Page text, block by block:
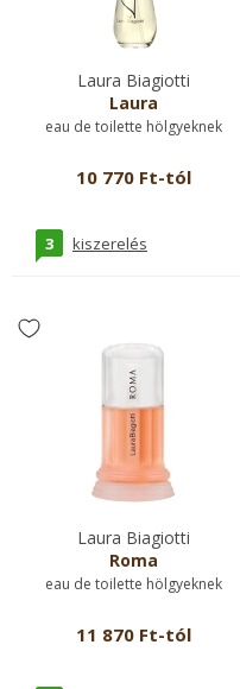
Laura Biagiotti
Laura
eau de toilette hölgyeknek
10 770 Ft-tól
3 kiszerelés
Laura Biagiotti
Roma
eau de toilette hölgyeknek
11 870 Ft-tól